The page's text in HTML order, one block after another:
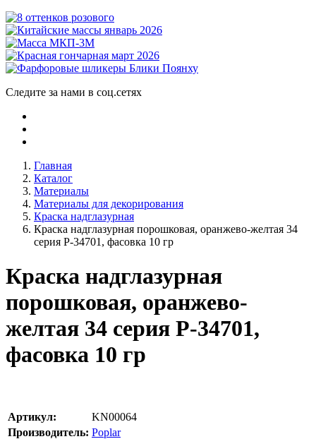
Следите за нами в соц.сетях
Главная
Каталог
Материалы
Материалы для декорирования
Краска надглазурная
Краска надглазурная порошковая, оранжево-желтая 34
серия P-34701, фасовка 10 гр
Краска надглазурная
порошковая, оранжево-
желтая 34 серия P-34701,
фасовка 10 гр
Артикул:
KN00064
Производитель: Poplar